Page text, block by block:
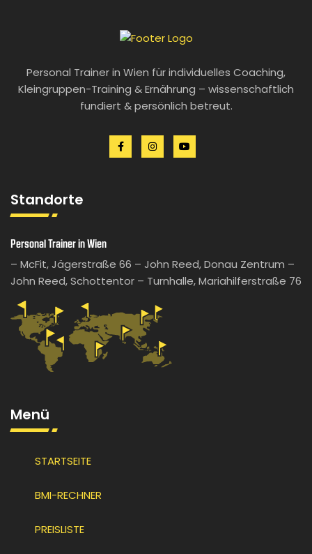
Personal Trainer in Wien für individuelles Coaching,
Kleingruppen-Training & Ernährung – wissenschaftlich
fundiert & persönlich betreut.
Standorte
Personal Trainer in Wien
– McFit, Jägerstraße 66 – John Reed, Donau Zentrum –
John Reed, Schottentor – Turnhalle, Mariahilferstraße 76
Menü
STARTSEITE
BMI-RECHNER
PREISLISTE